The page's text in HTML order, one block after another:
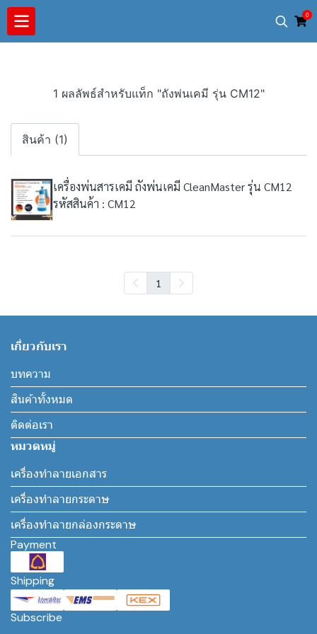
0
1 ผลลัพธ์สำหรับแท็ก "ถังพ่นเคมี รุ่น CM12"
สินค้า (1)
เครื่องพ่นสารเคมี ถังพ่นเคมี CleanMaster รุ่น CM12
รหัสสินค้า : CM12
1
เกี่ยวกับเรา
บทความ
สินค้าทั้งหมด
ติดต่อเรา
หมวดหมู่
เครื่องทำลายเอกสาร
เครื่องทำลายกระดาษ
เครื่องทำลายกล่องกระดาษ
Payment
Shipping
Subscribe